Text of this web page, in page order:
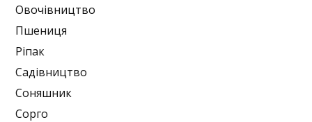
Овочівництво
Пшениця
Ріпак
Садівництво
Соняшник
Сорго